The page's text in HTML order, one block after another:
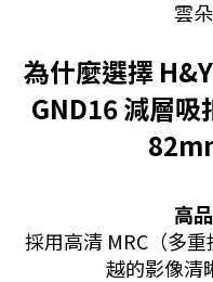
雲
為什麼選擇
GND16 減層
高
採用高清 MRC（多
越的影像清